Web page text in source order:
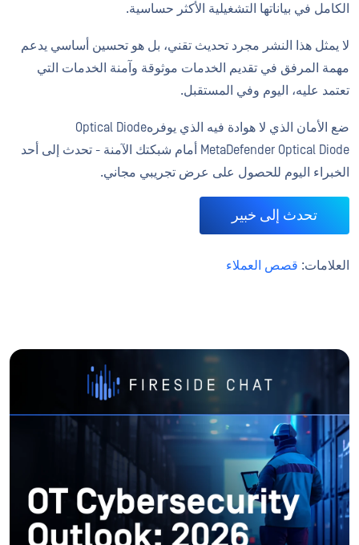
الكامل في بياناتها التشغيلية الأكثر حساسية.
لا يمثل هذا النشر مجرد تحديث تقني، بل هو تحسين أساسي يدعم
مهمة المرفق في تقديم الخدمات موثوقة وآمنة الخدمات التي
تعتمد عليه، اليوم وفي المستقبل.
ضع الأمان الذي لا هوادة فيه الذي يوفرهOptical Diode
MetaDefender Optical Diode أمام شبكتك الآمنة - تحدث إلى أحد
الخبراء اليوم للحصول على عرض تجريبي مجاني.
تحدث إلى خبير
العلامات: قصص العملاء